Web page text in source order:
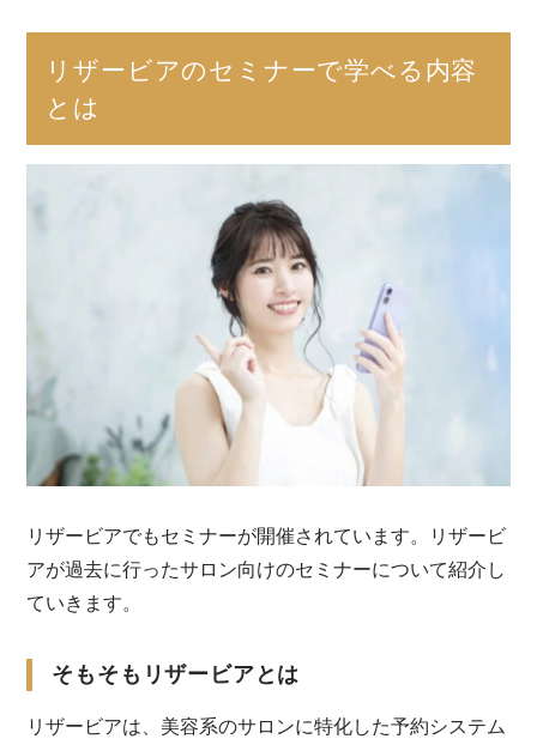
リザービアのセミナーで学べる内容
とは
リザービアでもセミナーが開催されています。リザービ
アが過去に行ったサロン向けのセミナーについて紹介し
ていきます。
そもそもリザービアとは
リザービアは、美容系のサロンに特化した予約システム